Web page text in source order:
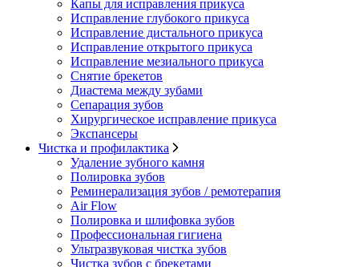
Капы для исправления прикуса
Исправление глубокого прикуса
Исправление дистального прикуса
Исправление открытого прикуса
Исправление мезиального прикуса
Снятие брекетов
Диастема между зубами
Сепарация зубов
Хирургическое исправление прикуса
Экспансеры
Чистка и профилактика
Удаление зубного камня
Полировка зубов
Реминерализация зубов / ремотерапия
Air Flow
Полировка и шлифовка зубов
Профессиональная гигиена
Ультразвуковая чистка зубов
Чистка зубов с брекетами